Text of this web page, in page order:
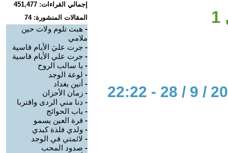
إجمالي القراءات: 451,477
المقالات المنشورة: 74
- هبت تلوم ولات حين
ملامي
- جرت عليَ الأيام قاسية
- جرت علي الأيام قاسية
- يا سالب الروح
- لوعة الوجد
- أنين بغداد
- زمان الأحزان
- دنا مني الردى واقتربا
- باب الحوائج
- قرة العين يسمو
- ولدي فلذة كبدي
- لائمتي في الوجد
- صدود المحب